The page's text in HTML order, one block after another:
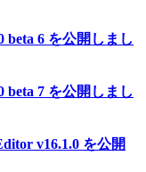
beta 6 を公開しまし
beta 7 を公開しまし
v16.1.0 を公開